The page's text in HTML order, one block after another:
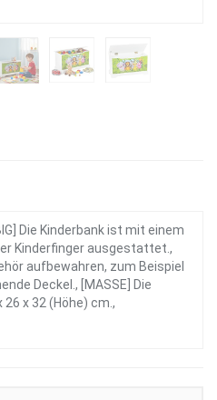
Die Kinderbank ist mit einem
Kinderfinger ausgestattet.,
aufbewahren, zum Beispiel
Deckel., [MASSE] Die
x 32 (Höhe) cm.,